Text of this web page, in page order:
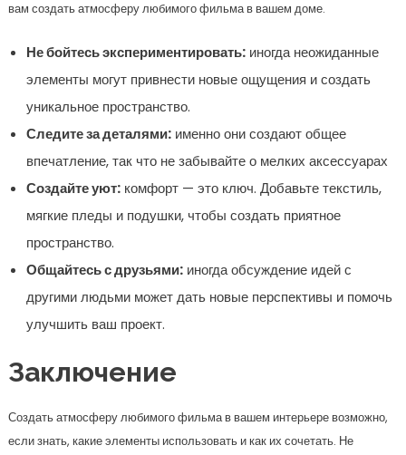
вам создать атмосферу любимого фильма в вашем доме.
Не бойтесь экспериментировать:иногда неожиданные
элементы могут привнести новые ощущения и создать
уникальное пространство.
Следите за деталями:именно они создают общее
впечатление, так что не забывайте о мелких аксессуарах
Создайте уют:комфорт — это ключ. Добавьте текстиль,
мягкие пледы и подушки, чтобы создать приятное
пространство.
Общайтесь с друзьями:иногда обсуждение идей с
другими людьми может дать новые перспективы и помочь
улучшить ваш проект.
Заключение
Создать атмосферу любимого фильма в вашем интерьере возможно,
если знать, какие элементы использовать и как их сочетать. Не